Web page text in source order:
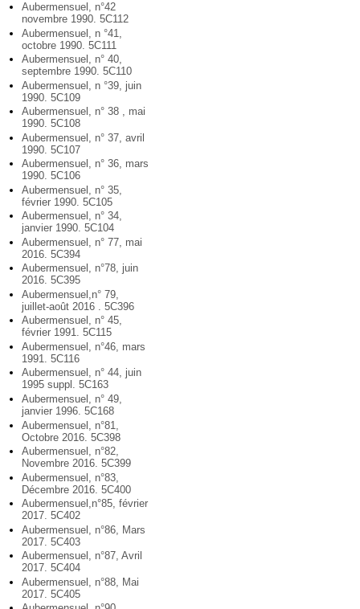
Aubermensuel, n°42
novembre 1990. 5C112
Aubermensuel, n °41,
octobre 1990. 5C111
Aubermensuel, n° 40,
septembre 1990. 5C110
Aubermensuel, n °39, juin
1990. 5C109
Aubermensuel, n° 38 , mai
1990. 5C108
Aubermensuel, n° 37, avril
1990. 5C107
Aubermensuel, n° 36, mars
1990. 5C106
Aubermensuel, n° 35,
février 1990. 5C105
Aubermensuel, n° 34,
janvier 1990. 5C104
Aubermensuel, n° 77, mai
2016. 5C394
Aubermensuel, n°78, juin
2016. 5C395
Aubermensuel,n° 79,
juillet-août 2016 . 5C396
Aubermensuel, n° 45,
février 1991. 5C115
Aubermensuel, n°46, mars
1991. 5C116
Aubermensuel, n° 44, juin
1995 suppl. 5C163
Aubermensuel, n° 49,
janvier 1996. 5C168
Aubermensuel, n°81,
Octobre 2016. 5C398
Aubermensuel, n°82,
Novembre 2016. 5C399
Aubermensuel, n°83,
Décembre 2016. 5C400
Aubermensuel,n°85, février
2017. 5C402
Aubermensuel, n°86, Mars
2017. 5C403
Aubermensuel, n°87, Avril
2017. 5C404
Aubermensuel, n°88, Mai
2017. 5C405